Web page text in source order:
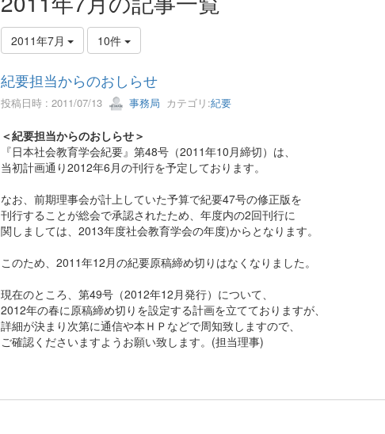
2011年7月 10件
紀要担当からのおしらせ
投稿日時 : 2011/07/13 事務局 カテゴリ:紀要
＜紀要担当からのおしらせ＞
『日本社会教育学会紀要』第48号（2011年10月締切）は、
当初計画通り2012年6月の刊行を予定しております。
なお、前期理事会が計上していた予算で紀要47号の修正版を
刊行することが総会で承認されたため、年度内の2回刊行に
関しましては、2013年度社会教育学会の年度)からとなります。
このため、2011年12月の紀要原稿締め切りはなくなりました。
現在のところ、第49号（2012年12月発行）について、
2012年の春に原稿締め切りを設定する計画を立てておりますが、
詳細が決まり次第に通信や本ＨＰなどで周知致しますので、
ご確認くださいますようお願い致します。(担当理事)